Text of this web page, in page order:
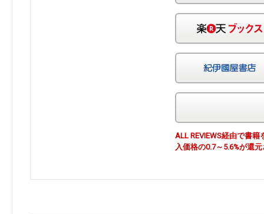
ALL REVIEWS経由で書
入価格の0.7～5.6%が還